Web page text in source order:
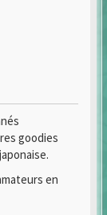
goodies
en